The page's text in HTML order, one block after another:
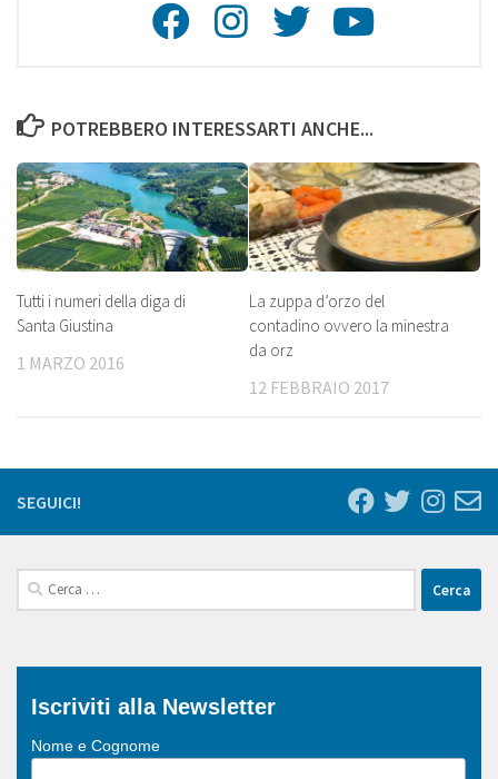
Facebook
POTREBBERO INTERESSARTI ANCHE...
Tutti i numeri della diga di
Santa Giustina
1 MARZO 2016
La zuppa d’orzo del
contadino ovvero la minestra
da orz
12 FEBBRAIO 2017
SEGUICI!
Ricerca
per:
Iscriviti alla Newsletter
Nome e Cognome